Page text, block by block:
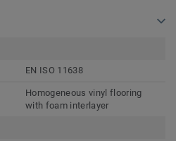
EN ISO 11638
Homogeneous vinyl flooring
with foam interlayer